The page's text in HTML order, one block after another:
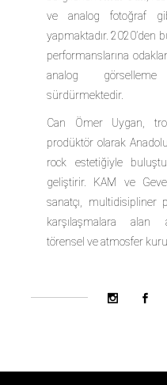
ve analog fotoğraf
yapmaktadır. 2020’den
performanslarına
analog görselleme
sürdürmektedir.
Can Ömer Uygan,
prodüktör olarak
rock estetiğiyle
geliştirir. KAM ve
sanatçı, multidisipliner
karşılaşmalara alan
törensel ve atmosfer